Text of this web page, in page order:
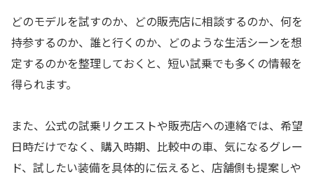
どのモデルを試すのか、どの販売店に相談するのか、何を
持参するのか、誰と行くのか、どのような生活シーンを想
定するのかを整理しておくと、短い試乗でも多くの情報を
得られます。
また、公式の試乗リクエストや販売店への連絡では、希望
日時だけでなく、購入時期、比較中の車、気になるグレー
ド、試したい装備を具体的に伝えると、店舗側も提案しや